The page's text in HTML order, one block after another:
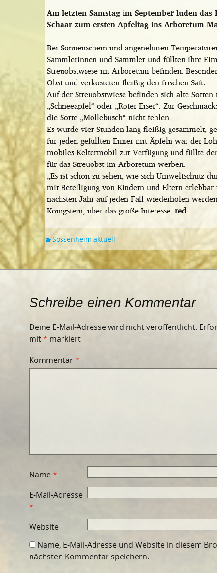
Am letzten Samstag im September luden
Schaar zum ersten Apfeltag ins Arboretum
Bei Sonnenschein und angenehmen
Sammlerinnen und Sammler und füllten ihre
Streuobstwiese im Arboretum befinden.
Obst und verkosteten fleißig den frischen Saft.
Auf der Streuobstwiese befinden sich alte
„Schneeapfel“ oder „Roter Eiser“. Zur
die Sorte „Mollebusch“ nicht fehlen.
Es wurde vier Stunden lang fleißig gesammelt,
für jeden gefüllten Eimer mit Äpfeln war der
mobiles Keltermobil zur Verfügung und füllte
für das Streuobst im Arboretum werben.
„Es ist schön zu sehen, wie sich Umweltschutz
mit Beteiligung von Kindern und Eltern
nächsten Jahr auf jeden Fall wiederholen
Königstein, über das große Interesse. red
Sossenheim aktuell
Schreibe einen Kommentar
Deine E-Mail-Adresse wird nicht veröffentlicht.
mit* markiert
Kommentar*
Name*
E-Mail-Adresse
*
Website
Name, E-Mail-Adresse und Website in diesem
nächsten Kommentar speichern.